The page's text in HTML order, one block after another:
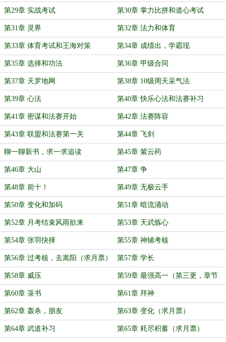
第29章 实战考试 第30章 掌力比拼和道心考试
第31章 灵界 第32章 法力和体育
第33章 体育考试和王海对策 第34章 成绩出，学霸现
第35章 选择和功法 第36章 甲级合同
第37章 天罗地网 第38章 10级周天采气法
第39章 心法 第40章 快乐心法和法赛补习
第41章 密谋和法赛开始 第42章 法赛阵容
第43章 联盟和法赛第一关 第44章 飞剑
聊一聊新书，求一求追读 第45章 紫云药
第46章 大山 第47章 争
第48章 前十！ 第49章 无极云手
第50章 变化和加码 第51章 暗流涌动
第52章 月考结束风雨欲来 第53章 天武炼心
第54章 张羽抉择 第55章 神辅考核
第56章 过考核，去嵩阳（求月票） 第57章 学长
第58章 威压 第59章 最强高一（第三更，章节
贷）
第60章 箓书 第61章 拜神
第62章 轰杀，朋友 第63章 变化（求月票）
第64章 武道补习 第65章 耗尽积蓄（求月票）